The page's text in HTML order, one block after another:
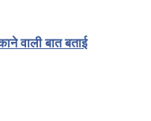
वाली बात बताई